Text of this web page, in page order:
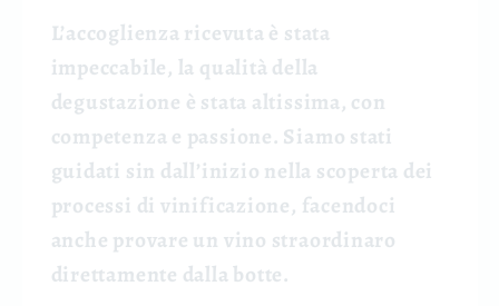
L’accoglienza ricevuta è stata
impeccabile, la qualità della
degustazione è stata altissima, con
competenza e passione. Siamo stati
guidati sin dall’inizio nella scoperta dei
processi di vinificazione, facendoci
anche provare un vino straordinaro
direttamente dalla botte.